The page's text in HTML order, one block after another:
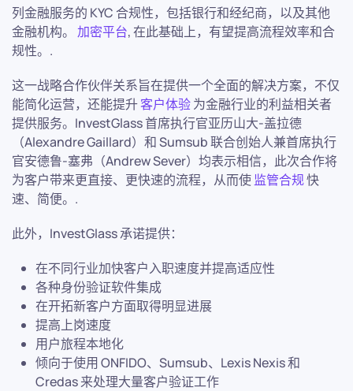
列金融服务的 KYC 合规性，包括银行和经纪商，以及其他
金融机构。 加密平台, 在此基础上，有望提高流程效率和合
规性。.
这一战略合作伙伴关系旨在提供一个全面的解决方案，不仅
能简化运营，还能提升客户体验为金融行业的利益相关者
提供服务。InvestGlass 首席执行官亚历山大-盖拉德
（Alexandre Gaillard）和 Sumsub 联合创始人兼首席执行
官安德鲁-塞弗（Andrew Sever）均表示相信，此次合作将
为客户带来更直接、更快速的流程，从而使 监管合规快
速、简便。.
此外，InvestGlass 承诺提供：
在不同行业加快客户入职速度并提高适应性
各种身份验证软件集成
在开拓新客户方面取得明显进展
提高上岗速度
用户旅程本地化
倾向于使用 ONFIDO、Sumsub、Lexis Nexis 和
Credas 来处理大量客户验证工作